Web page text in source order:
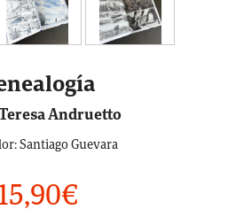
Andruetto
Santiago Guevara
€